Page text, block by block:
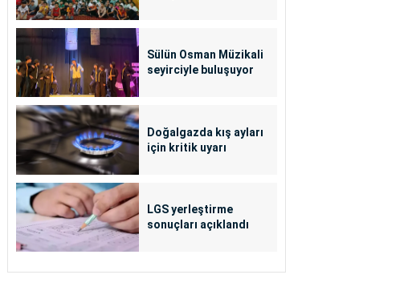
Sülün Osman Müzikali
seyirciyle buluşuyor
Doğalgazda kış ayları
için kritik uyarı
LGS yerleştirme
sonuçları açıklandı